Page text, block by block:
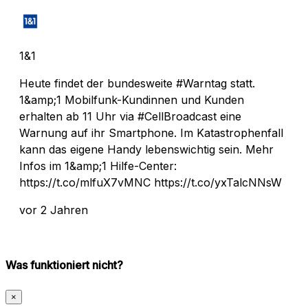
1&1
Heute findet der bundesweite #Warntag statt.
1&amp;1 Mobilfunk-Kundinnen und Kunden
erhalten ab 11 Uhr via #CellBroadcast eine
Warnung auf ihr Smartphone. Im Katastrophenfall
kann das eigene Handy lebenswichtig sein. Mehr
Infos im 1&amp;1 Hilfe-Center:
https://t.co/mlfuX7vMNC https://t.co/yxTalcNNsW
vor 2 Jahren
Was funktioniert nicht?
×